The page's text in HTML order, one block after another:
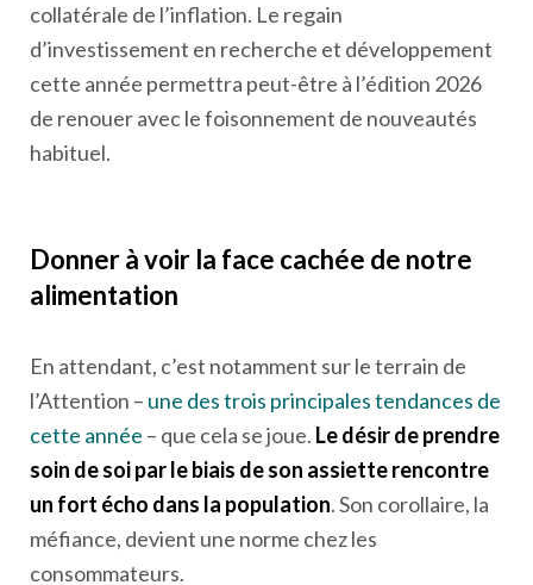
collatérale de l’inflation. Le regain
d’investissement en recherche et développement
cette année permettra peut-être à l’édition 2026
de renouer avec le foisonnement de nouveautés
habituel.
Donner à voir la face cachée de notre
alimentation
En attendant, c’est notamment sur le terrain de
l’Attention – une des trois principales tendances de
cette année – que cela se joue. Le désir de prendre
soin de soi par le biais de son assiette rencontre
un fort écho dans la population. Son corollaire, la
méfiance, devient une norme chez les
consommateurs.